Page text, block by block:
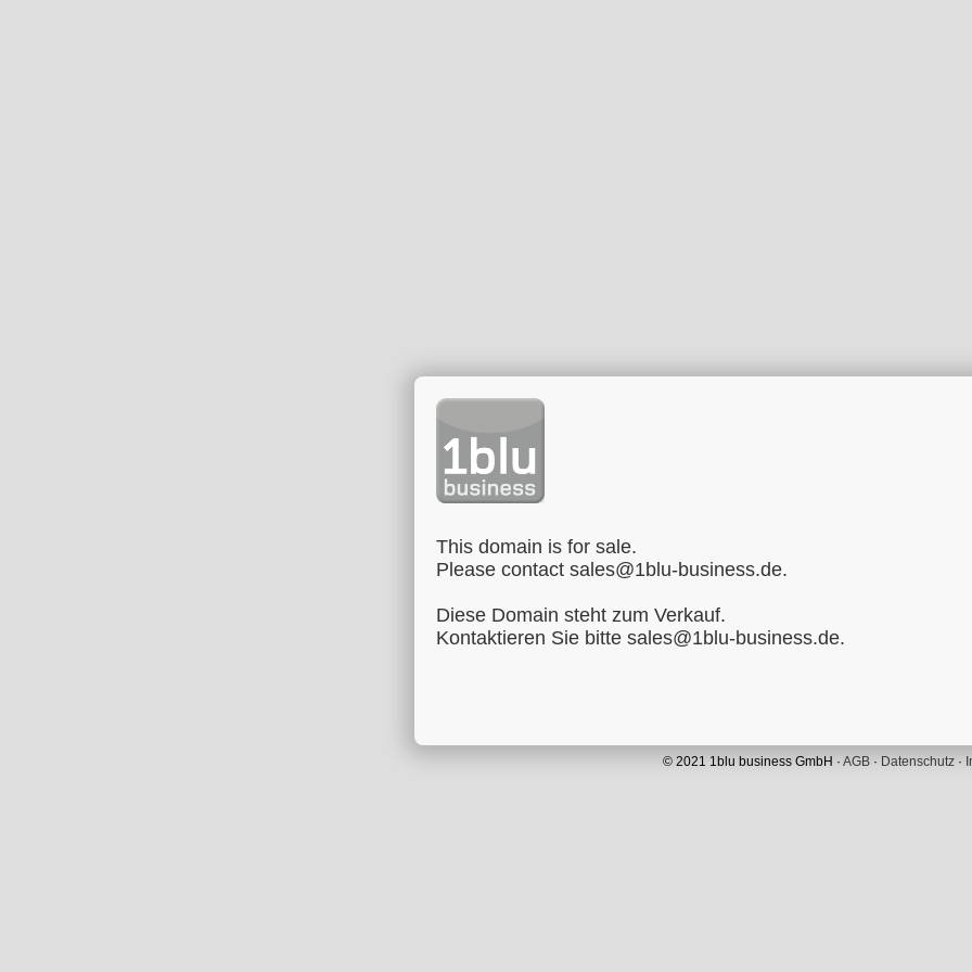
This domain is for sale.
Please contact sales@1blu-business.de.
Diese Domain steht zum Verkauf.
Kontaktieren Sie bitte sales@1blu-business.de.
© 2021 1blu business GmbH · AGB · Datenschutz ·